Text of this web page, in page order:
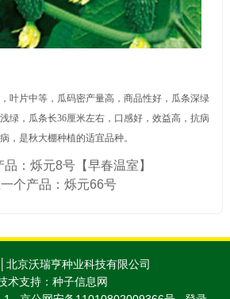
叶片中等，瓜码密产量高，商品性好，瓜条深绿
绿，瓜条长36厘米左右，口感好，效益高，抗病
，是秋大棚种植的适宜品种。
： 烁元8号【早春温室】
一个产品： 烁元66号
北京沃瑞亨种业科技有限公司
术支持： 种子信息网